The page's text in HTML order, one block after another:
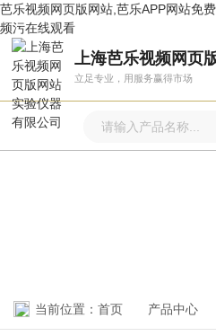
芭乐视频网页版网站,芭乐APP网站免
频污在线观看
上海芭乐视频网页
立足专业，用服务赢得市场
当前位置： 首页 产品中心